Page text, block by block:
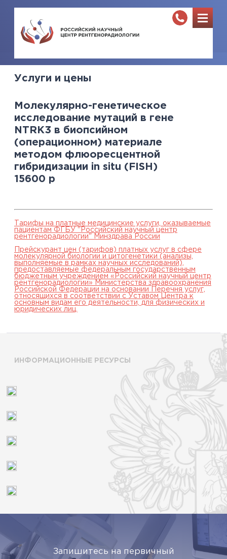
Услуги и цены
Молекулярно-генетическое
исследование мутаций в гене
NTRK3 в биопсийном
(операционном) материале
методом флюоресцентной
гибридизации in situ (FISH)
15600 р
Тарифы на платные медицинские услуги, оказываемые
пациентам ФГБУ "Российский научный центр
рентгенорадиологии" Минздрава России
Прейскурант цен (тарифов) платных услуг в сфере
молекулярной биологии и цитогенетики (анализы,
выполняемые в рамках научных исследований),
предоставляемые федеральным государственным
бюджетным учреждением «Российский научный центр
рентгенорадиологии» Министерства здравоохранения
Российской Федерации на основании Перечня услуг,
относящихся в соответствии с Уставом Центра к
основным видам его деятельности, для физических и
юридических лиц.
ИНФОРМАЦИОННЫЕ РЕСУРСЫ
Запишитесь на первичный